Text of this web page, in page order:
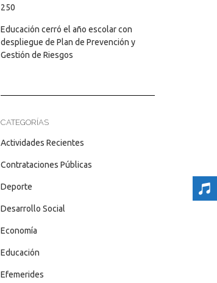
250
Educación cerró el año escolar con
despliegue de Plan de Prevención y
Gestión de Riesgos
CATEGORÍAS
Actividades Recientes
Contrataciones Públicas
Deporte
Desarrollo Social
Economía
Educación
Efemerides